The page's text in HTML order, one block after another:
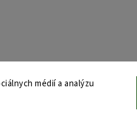
médií a analýzu